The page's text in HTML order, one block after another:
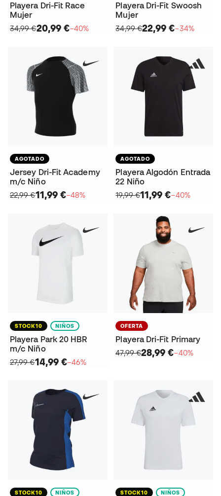
Playera Dri-Fit Race
Mujer
34,99 €20,99 €−40%
Playera Dri-Fit Swoosh
Mujer
34,99 €22,99 €−34%
AGOTADO
Jersey Dri-Fit Academy
m/c Niño
22,99 €11,99 €−48%
AGOTADO
Playera Algodón Entrada
22 Niño
19,99 €11,99 €−40%
STOCK10 NIÑOS
Playera Park 20 HBR
m/c Niño
27,99 €14,99 €−46%
OFERTA
Playera Dri-Fit Primary
47,99 €28,99 €−40%
STOCK10 NIÑOS STOCK10 NIÑOS